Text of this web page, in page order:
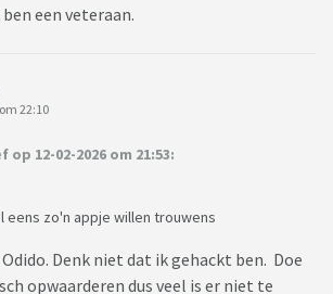
een veteraan.
22:10
op 12-02-2026 om 21:53:
eens zo'n appje willen trouwens
Denk niet dat ik gehackt ben. Doe
opwaarderen dus veel is er niet te